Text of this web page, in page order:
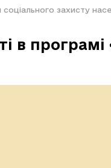
соціального захисту
в програмі